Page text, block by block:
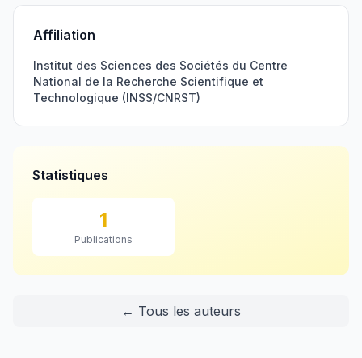
Affiliation
Institut des Sciences des Sociétés du Centre
National de la Recherche Scientifique et
Technologique (INSS/CNRST)
Statistiques
1
Publications
← Tous les auteurs